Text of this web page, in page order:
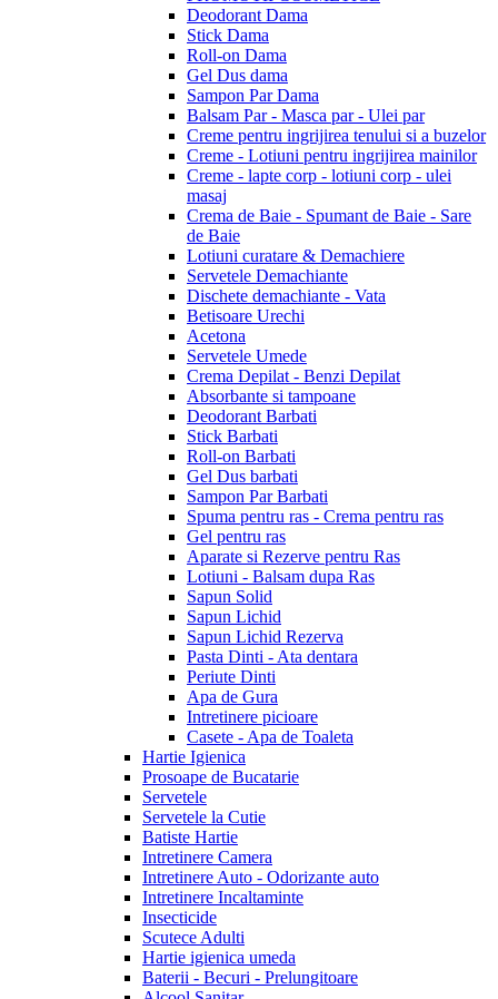
Deodorant Dama
Stick Dama
Roll-on Dama
Gel Dus dama
Sampon Par Dama
Balsam Par - Masca par - Ulei par
Creme pentru ingrijirea tenului si a buzelor
Creme - Lotiuni pentru ingrijirea mainilor
Creme - lapte corp - lotiuni corp - ulei
masaj
Crema de Baie - Spumant de Baie - Sare
de Baie
Lotiuni curatare & Demachiere
Servetele Demachiante
Dischete demachiante - Vata
Betisoare Urechi
Acetona
Servetele Umede
Crema Depilat - Benzi Depilat
Absorbante si tampoane
Deodorant Barbati
Stick Barbati
Roll-on Barbati
Gel Dus barbati
Sampon Par Barbati
Spuma pentru ras - Crema pentru ras
Gel pentru ras
Aparate si Rezerve pentru Ras
Lotiuni - Balsam dupa Ras
Sapun Solid
Sapun Lichid
Sapun Lichid Rezerva
Pasta Dinti - Ata dentara
Periute Dinti
Apa de Gura
Intretinere picioare
Casete - Apa de Toaleta
Hartie Igienica
Prosoape de Bucatarie
Servetele
Servetele la Cutie
Batiste Hartie
Intretinere Camera
Intretinere Auto - Odorizante auto
Intretinere Incaltaminte
Insecticide
Scutece Adulti
Hartie igienica umeda
Baterii - Becuri - Prelungitoare